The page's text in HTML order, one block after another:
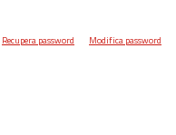
Recupera password Modifica password